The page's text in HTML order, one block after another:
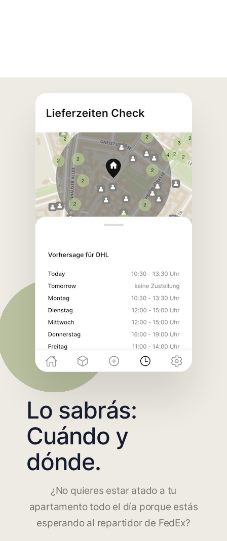
Lo sabrás:
Cuándo y
dónde.
¿No quieres estar atado a tu
apartamento todo el día porque estás
esperando al repartidor de FedEx?